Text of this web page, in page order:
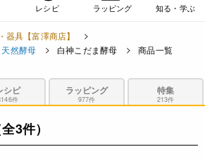
レシピ ラッピング 知る・学ぶ
器具【富澤商店】
天然酵母 白神こだま酵母 商品一覧
シピ
件
ラッピング
977件
特集
213件
全3件）